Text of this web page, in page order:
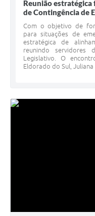
Reunião
de Contingência de
Com o objetivo de
para situações de
estratégica de
reunindo
Legislativo. O
Eldorado do Sul, Juliana